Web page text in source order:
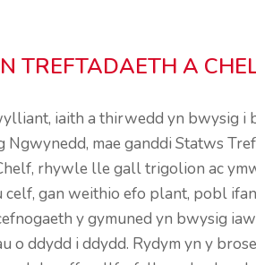
TREFTADAETH A
iaith a thirwedd yn bwysig
mae ganddi Statws
rhywle lle gall trigolion ac
gan weithio efo plant, pobl
y gymuned yn bwysig
o ddydd i ddydd. Rydym yn y